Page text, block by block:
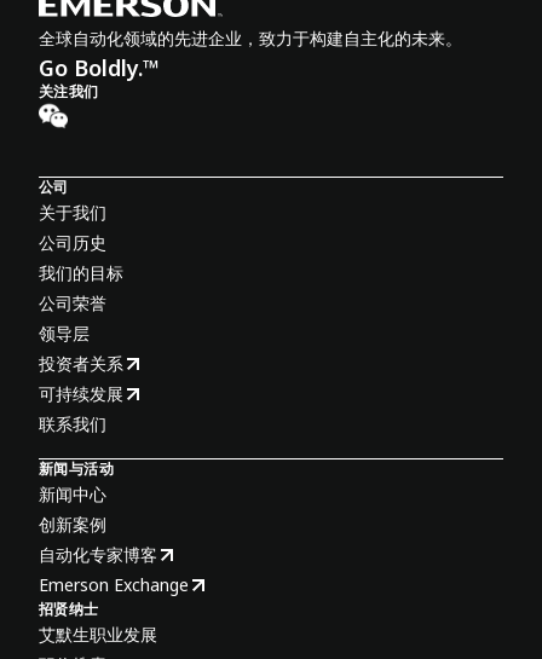
全球自动化领域的先进企业，致力于构建自主化的未来。
Go Boldly.™
关注我们
公司
关于我们
公司历史
我们的目标
公司荣誉
领导层
投资者关系
可持续发展
联系我们
新闻与活动
新闻中心
创新案例
自动化专家博客
Emerson Exchange
招贤纳士
艾默生职业发展